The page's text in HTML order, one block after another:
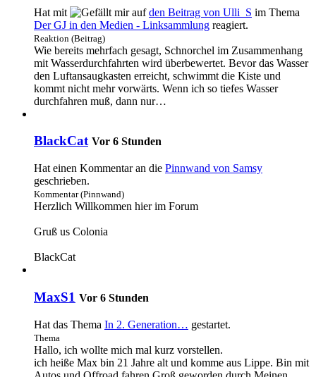
Hat mit aufden Beitrag von Ulli_S im Thema
Der GJ in den Medien - Linksammlung reagiert.
Reaktion (Beitrag)
Wie bereits mehrfach gesagt, Schnorchel im Zusammenhang
mit Wasserdurchfahrten wird überbewertet. Bevor das Wasser
den Luftansaugkasten erreicht, schwimmt die Kiste und
kommt nicht mehr vorwärts. Wenn ich so tiefes Wasser
durchfahren muß, dann nur…
BlackCat Vor 6 Stunden
Hat einen Kommentar an die Pinnwand von Samsy
geschrieben.
Kommentar (Pinnwand)
Herzlich Willkommen hier im Forum
Gruß us Colonia
BlackCat
MaxS1 Vor 6 Stunden
Hat das Thema In 2. Generation… gestartet.
Thema
Hallo, ich wollte mich mal kurz vorstellen.
ich heiße Max bin 21 Jahre alt und komme aus Lippe. Bin mit